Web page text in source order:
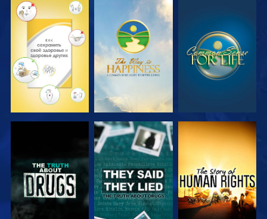
СМОТРЕТЬ СМОТРЕТЬ СМОТРЕТЬ
СМОТРЕТЬ СМОТРЕТЬ